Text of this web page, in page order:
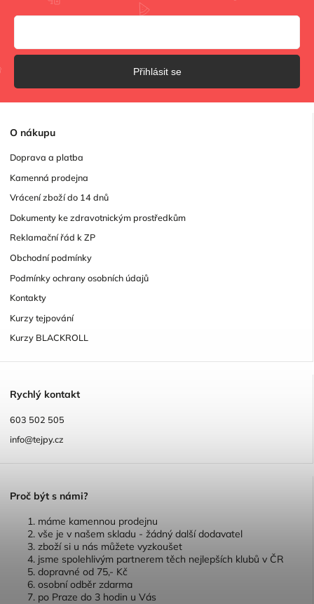
O nákupu
Doprava a platba
Kamenná prodejna
Vrácení zboží do 14 dnů
Dokumenty ke zdravotnickým prostředkům
Reklamační řád k ZP
Obchodní podmínky
Podmínky ochrany osobních údajů
Kontakty
Kurzy tejpování
Kurzy BLACKROLL
Rychlý kontakt
603 502 505
info@tejpy.cz
Proč být s námi?
máme kamennou prodejnu
vše je v našem skladu - žádný další dodavatel
zboží si u nás můžete vyzkoušet
jsme spolehlivým partnerem těch nejlepších klubů v ČR
dopravné od 75,- Kč
osobní odběr zdarma
po Praze do 3 hodin u Vás
Přihlásit se